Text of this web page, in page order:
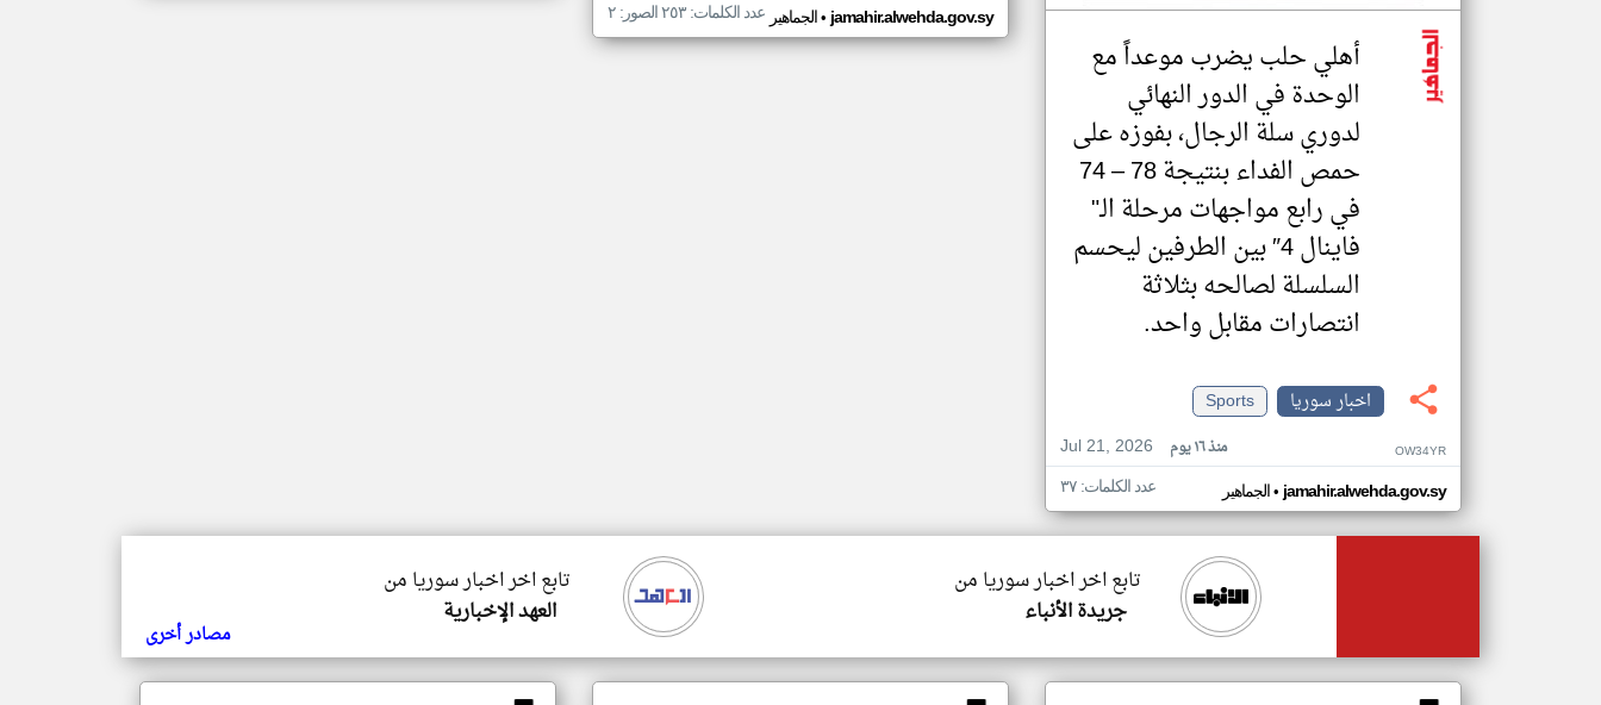
أهلي حلب يضرب موعداً مع
الوحدة في الدور النهائي
لدوري سلة الرجال، بفوزه على
حمص الفداء بنتيجة 78 – 74
في رابع مواجهات مرحلة الـ"
فاينال 4″ بين الطرفين ليحسم
السلسلة لصالحه بثلاثة
انتصارات مقابل واحد.
اخبار سوريا
Sports
Jul 21, 2026
منذ ١٦ يوم OW34YR
الجماهير•jamahir.alwehda.gov.sy عدد الكلمات: ٣٧
الجماهير•jamahir.alwehda.gov.sy عدد الكلمات: ٢٥٣ الصور: ٢
تابع اخر اخبار سوريا من
العهد الإخبارية
تابع اخر اخبار سوريا من
جريدة الأنباء
مصادر أخرى